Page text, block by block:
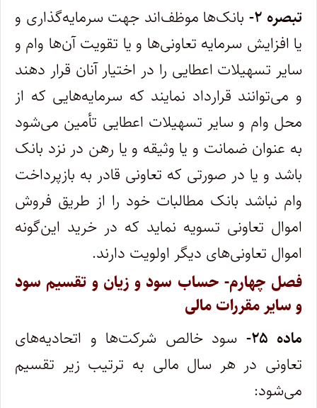
تبصره ۲-
بانک‌ها موظف‌اند جهت سرمایه‌گذاری و
یا افزایش سرمایه تعاونی‌ها و یا تقویت آن‌ها وام و
سایر تسهیلات اعطایی را در اختیار آنان قرار دهند
و می‌توانند قرارداد نمایند که سرمایه‌هایی که از
محل وام و سایر تسهیلات اعطایی تأمین می‌شود
به عنوان ضمانت و یا وثیقه و یا رهن در نزد بانک
باشد و یا در صورتی که تعاونی قادر به بازپرداخت
وام نباشد بانک مطالبات خود را از طریق فروش
اموال تعاونی تسویه نماید که در خرید این‌گونه
اموال تعاونی‌های دیگر اولویت دارند.
فصل چهارم- حساب سود و زیان و تقسیم سود
و سایر مقررات مالی
ماده ۲۵-
سود خالص شرکت‌ها و اتحادیه‌های
تعاونی در هر سال مالی به ترتیب زیر تقسیم
می‌شود: